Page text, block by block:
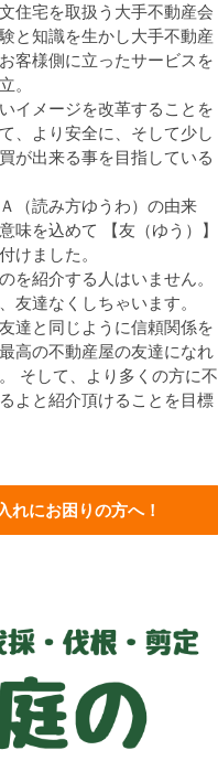
住宅を取扱う大手不動産会
と知識を生かし大手不動産
客様側に立ったサービスを
。
イメージを改革することを
、より安全に、そして少し
が出来る事を目指している
（読み方ゆうわ）の由来
味を込めて 【友（ゆう）】
けました。
を紹介する人はいません。
友達なくしちゃいます。
達と同じように信頼関係を
高の不動産屋の友達になれ
そして、より多くの方に不
よと紹介頂けることを目標
れにお困りの方へ！